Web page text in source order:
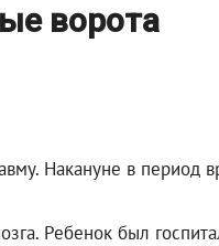
ворота
Накануне в период
Ребенок был